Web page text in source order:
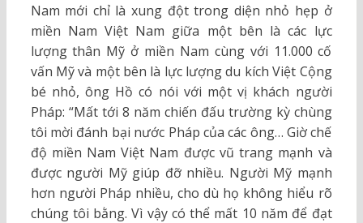
Nam mới chỉ là xung đột trong diện nhỏ hẹp ở
miền Nam Việt Nam giữa một bên là các lực
lượng thân Mỹ ở miền Nam cùng với 11.000 cố
vấn Mỹ và một bên là lực lượng du kích Việt Cộng
bé nhỏ, ông Hồ có nói với một vị khách người
Pháp: “Mất tới 8 năm chiến đấu trường kỳ chùng
tôi mời đánh bại nước Pháp của các ông… Giờ chế
độ miền Nam Việt Nam được vũ trang mạnh và
được người Mỹ giúp đỡ nhiều. Người Mỹ mạnh
hơn người Pháp nhiều, cho dù họ không hiểu rõ
chúng tôi bằng. Vì vậy có thể mất 10 năm để đạt